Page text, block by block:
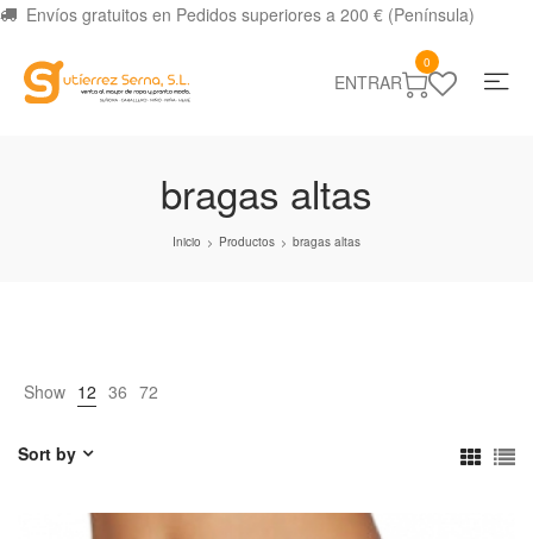
Envíos gratuitos en Pedidos superiores a 200 € (Península)
ENTRAR
0
bragas altas
Inicio > Productos > bragas altas
Show 12 36 72
Sort by